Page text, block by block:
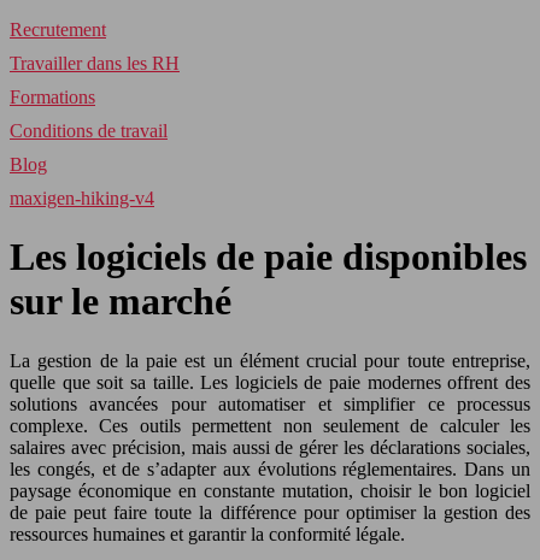
Recrutement
Travailler dans les RH
Formations
Conditions de travail
Blog
maxigen-hiking-v4
Les logiciels de paie disponibles
sur le marché
La gestion de la paie est un élément crucial pour toute entreprise,
quelle que soit sa taille. Les logiciels de paie modernes offrent des
solutions avancées pour automatiser et simplifier ce processus
complexe. Ces outils permettent non seulement de calculer les
salaires avec précision, mais aussi de gérer les déclarations sociales,
les congés, et de s’adapter aux évolutions réglementaires. Dans un
paysage économique en constante mutation, choisir le bon logiciel
de paie peut faire toute la différence pour optimiser la gestion des
ressources humaines et garantir la conformité légale.